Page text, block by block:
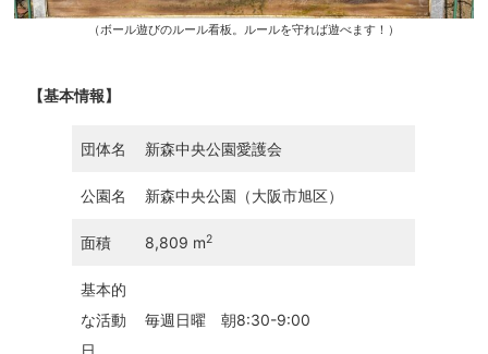
（ボール遊びのルール看板。ルールを守れば遊べます！）
【基本情報】
団体名 新森中央公園愛護会
公園名 新森中央公園（大阪市旭区）
面積 8,809 m2
基本的
な活動
毎週日曜 朝8:30-9:00